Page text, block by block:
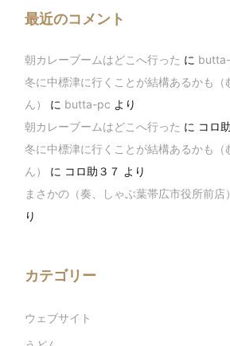
最近のコメント
朝カレーブームはどこへ行った に
冬に中標津に行くことが結構あるかも（
ん）
に butta-pc より
朝カレーブームはどこへ行った に コロ
冬に中標津に行くことが結構あるかも（
ん）
に コロ助３７ より
まさかの（奏、しゃぶ葉帯広市役所前店）
り
カテゴリー
ウェブサイト